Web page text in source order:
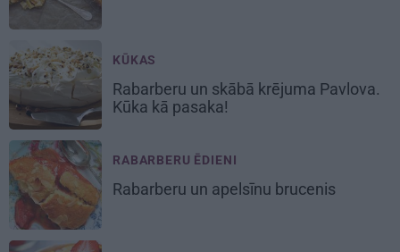
KŪKAS
Rabarberu un skābā krējuma Pavlova.
Kūka kā pasaka!
RABARBERU ĒDIENI
Rabarberu un apelsīnu brucenis